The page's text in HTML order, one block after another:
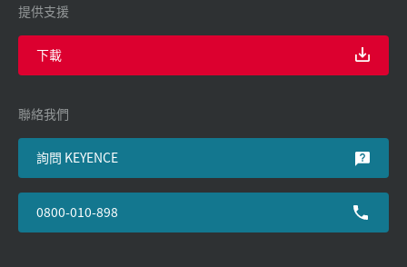
提供支援
下載
聯絡我們
詢問 KEYENCE
0800-010-898